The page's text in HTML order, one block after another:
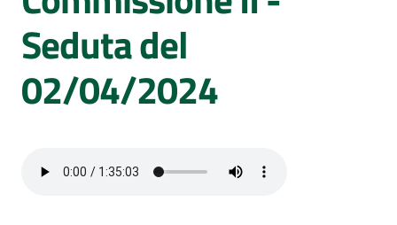
Attività
Argomenti
Seduta del
02/04/2024